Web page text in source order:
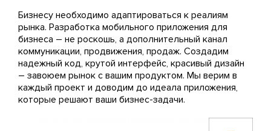
Бизнесу необходимо адаптироваться к реалиям
рынка. Разработка мобильного приложения для
бизнеса – не роскошь, а дополнительный канал
коммуникации, продвижения, продаж. Создадим
надежный код, крутой интерфейс, красивый дизайн
– завоюем рынок с вашим продуктом. Мы верим в
каждый проект и доводим до идеала приложения,
которые решают ваши бизнес-задачи.